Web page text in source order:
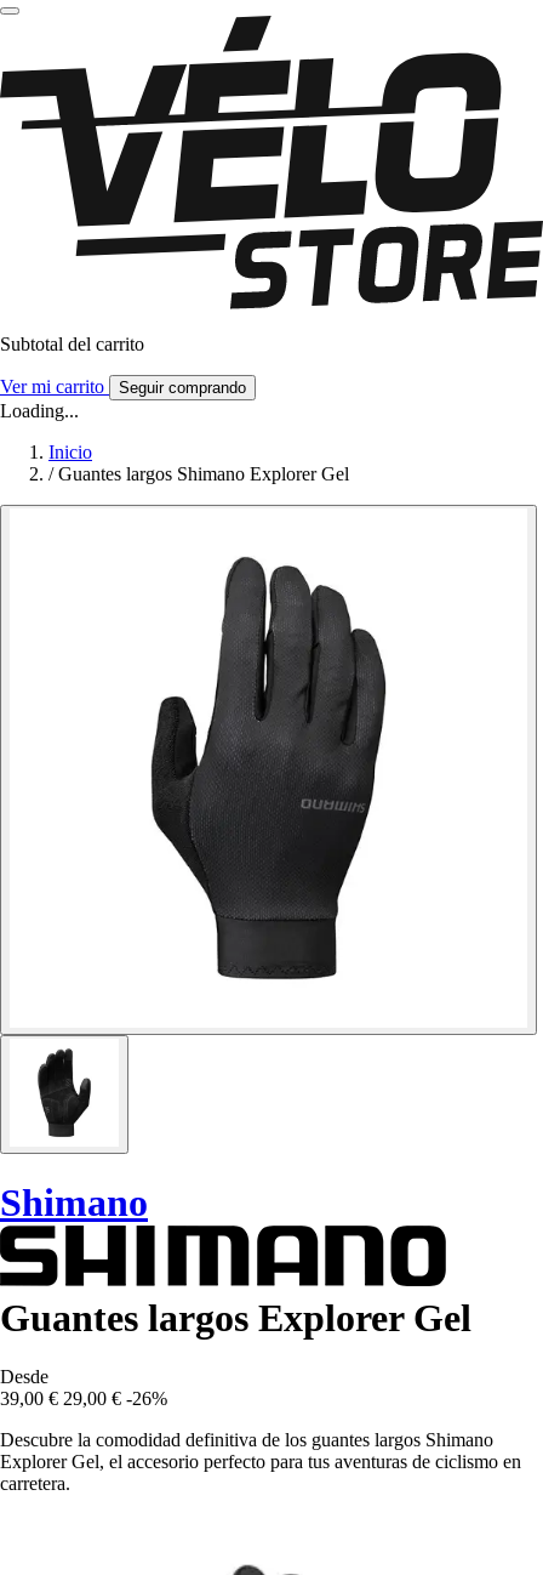
Subtotal del carrito
Ver mi carrito Seguir comprando
Loading...
Inicio
/ Guantes largos Shimano Explorer Gel
Shimano
Guantes largos Explorer Gel
Desde
39,00 € 29,00 € -26%
Descubre la comodidad definitiva de los guantes largos Shimano
Explorer Gel, el accesorio perfecto para tus aventuras de ciclismo en
carretera.